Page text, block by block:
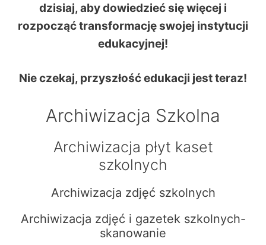
dzisiaj, aby dowiedzieć się więcej i
rozpocząć transformację swojej instytucji
edukacyjnej!
Nie czekaj, przyszłość edukacji jest teraz!
Archiwizacja Szkolna
Archiwizacja płyt kaset
szkolnych
Archiwizacja zdjęć szkolnych
Archiwizacja zdjęć i gazetek szkolnych-
skanowanie